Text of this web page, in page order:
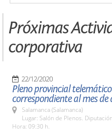
Próximas
corporativa
22/12/2020
Pleno provincial telemático
correspondiente al mes de
Salamanca (Salamanca)
Lugar: Salón de Plenos.
Hora: 09:30 h.